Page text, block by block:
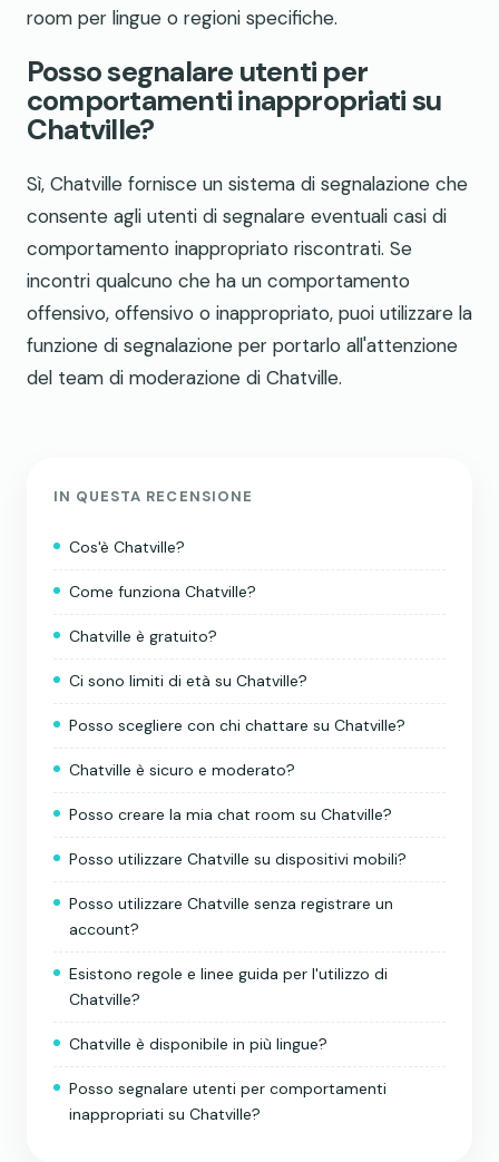
room per lingue o regioni specifiche.
Posso segnalare utenti per
comportamenti inappropriati su
Chatville?
Sì, Chatville fornisce un sistema di segnalazione che
consente agli utenti di segnalare eventuali casi di
comportamento inappropriato riscontrati. Se
incontri qualcuno che ha un comportamento
offensivo, offensivo o inappropriato, puoi utilizzare la
funzione di segnalazione per portarlo all'attenzione
del team di moderazione di Chatville.
IN QUESTA RECENSIONE
Cos'è Chatville?
Come funziona Chatville?
Chatville è gratuito?
Ci sono limiti di età su Chatville?
Posso scegliere con chi chattare su Chatville?
Chatville è sicuro e moderato?
Posso creare la mia chat room su Chatville?
Posso utilizzare Chatville su dispositivi mobili?
Posso utilizzare Chatville senza registrare un
account?
Esistono regole e linee guida per l'utilizzo di
Chatville?
Chatville è disponibile in più lingue?
Posso segnalare utenti per comportamenti
inappropriati su Chatville?